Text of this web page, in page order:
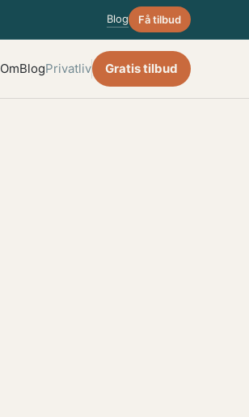
Blog Få tilbud
OmBlogPrivatliv Gratis tilbud